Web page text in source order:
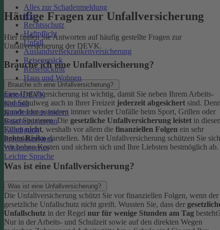
Alles zur Schadenmeldung
Kfz
Rechtsschutz
Haftpflicht
Unfall
Auslandsreisekrankenversicherung
Reisegepäck
Reiserücktritt
Haus und Wohnen
meineDEVK
Kontakt
Kundendaten ändern
Bescheinigungen
Kündigung
Produktservices
Wissenswertes
Leichte Sprache
Häufige Fragen zur Unfallversicherung
Hier finden Sie Antworten auf häufig gestellte Fragen zur
Unfallversicherung der DEVK.
Brauche ich eine Unfallversicherung?
Brauche ich eine Unfallversicherung?
Eine Unfallversicherung ist wichtig, damit Sie neben Ihrem Arbeits-
und Schulweg auch in Ihrer Freizeit jederzeit abgesichert sind.
gerade hier passieren immer wieder Unfälle beim Sport, Grillen oder
sogar Spazieren. Die gesetzliche Unfallversicherung leistet in
Fällennicht, weshalb vor allem die finanziellen Folgen ein sehr
hohes Risikodarstellen. Mit der Unfallversicherung schützen Sie sich
vor hohen Kosten und sichern sich und Ihre Liebsten bestmöglich ab.
Was ist eine Unfallversicherung?
Was ist eine Unfallversicherung?
Die Unfallversicherung schützt Sie vor finanziellen Folgen, wenn der
gesetzliche Unfallschutz nicht greift. Wussten Sie, dass der
Unfallschutz in der Regel nur für wenige Stunden am Tag
Nur in der Arbeits- und Schulzeit sowie auf den direkten Wegen